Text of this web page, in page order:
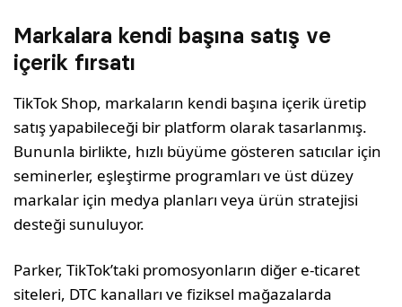
Markalara kendi başına satış ve
içerik fırsatı
TikTok Shop, markaların kendi başına içerik üretip
satış yapabileceği bir platform olarak tasarlanmış.
Bununla birlikte, hızlı büyüme gösteren satıcılar için
seminerler, eşleştirme programları ve üst düzey
markalar için medya planları veya ürün stratejisi
desteği sunuluyor.
Parker, TikTok’taki promosyonların diğer e-ticaret
siteleri, DTC kanalları ve fiziksel mağazalarda